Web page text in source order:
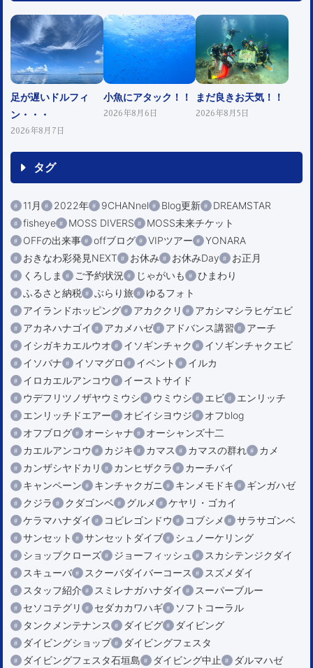
足が遅いドルフィ
ン・・・
2026年8月7日
小魚にアタック！！
2026年8月6日
まだ良きお天気！！
2026年8月5日
タグ
11月 2022年 9CHANnel Blog更新
DREAMSTAR
fisheye
MOSS DIVERS
MOSS未来チケット
OFFの出来事
offブログ VIPツアー
YONARA
おきなわ彩発見NEXT
お休み お休みDay
お正月
くろしま
ご予約状況 じゃがいも
ひまわり
ふるさと納税
ぶらり旅
ゆるフォト
アイランドホッピング
アカククリ
アカシマシラヒゲエビ
アカネハナゴイ
アカメハゼ アドバンス講習
アーチ
イシガキカエルウオ
イソギンチャク
イソギンチャクエビ
イソバナ
イソマグロ イベント
イルカ
イロカエルアンコウ
イーストサイド
ウデフリツノザヤウミウシ
ウミウシ エビ
エンリッチ
エンリッチドエアー
オビイシヨウジ
オフblog
オフブログ
オーシャナ
オーシャンズ十二
カエルアンコウ
カジキ カマス カマスの群れ
カメ
カンザシヤドカリ
カンヒザクラ
カーチバイ
キャンペーン
キンチャクガニ キンメモドキ
ギンガハゼ
クジラ
クダゴンベ グルメ
ケヤリ・ゴカイ
ケラマハナダイ
コビレゴンドウ コブシメ
サラサゴンベ
サンセット
サンセットダイブ
シュノーケリング
ショップクローズ
ジョーフィッシュ
スカシテンジクダイ
スキューバ
スクーバダイバーコース
スズメダイ
スタッフ紹介
スミレナガハナダイ
スーパーブルー
セソコテグリ
セダカカワハギ
ソフトコーラル
タンクメンテナンス
ダイビグ
ダイビング
ダイビングショップ
ダイビングフェスタ
ダイビングフェスタ石垣島
ダイビング中止
ダルマハゼ